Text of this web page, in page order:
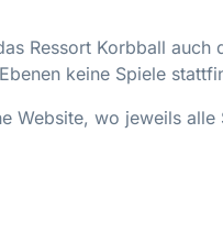
Ressort Korbball auch
keine Spiele
Website, wo jeweils alle